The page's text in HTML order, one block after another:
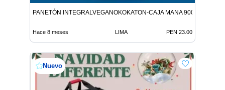
PANETÓN INTEGRALVEGANOKOKATON-CAJA MANA 900G
Hace 8 meses LIMA PEN 23.00
Nuevo